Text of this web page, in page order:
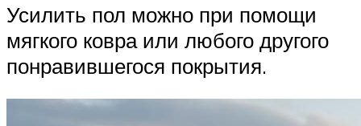
Усилить пол можно при помощи
мягкого ковра или любого другого
понравившегося покрытия.